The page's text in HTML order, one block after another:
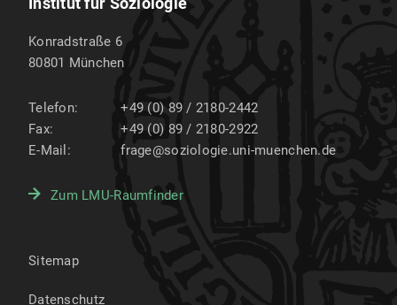
Konradstraße 6
80801 München
Telefon:
+49 (0) 89 / 2180-2442
Fax:
+49 (0) 89 / 2180-2922
E-Mail:
frage@soziologie.uni-muenchen.de
Zum LMU-Raumfinder
Sitemap
Datenschutz